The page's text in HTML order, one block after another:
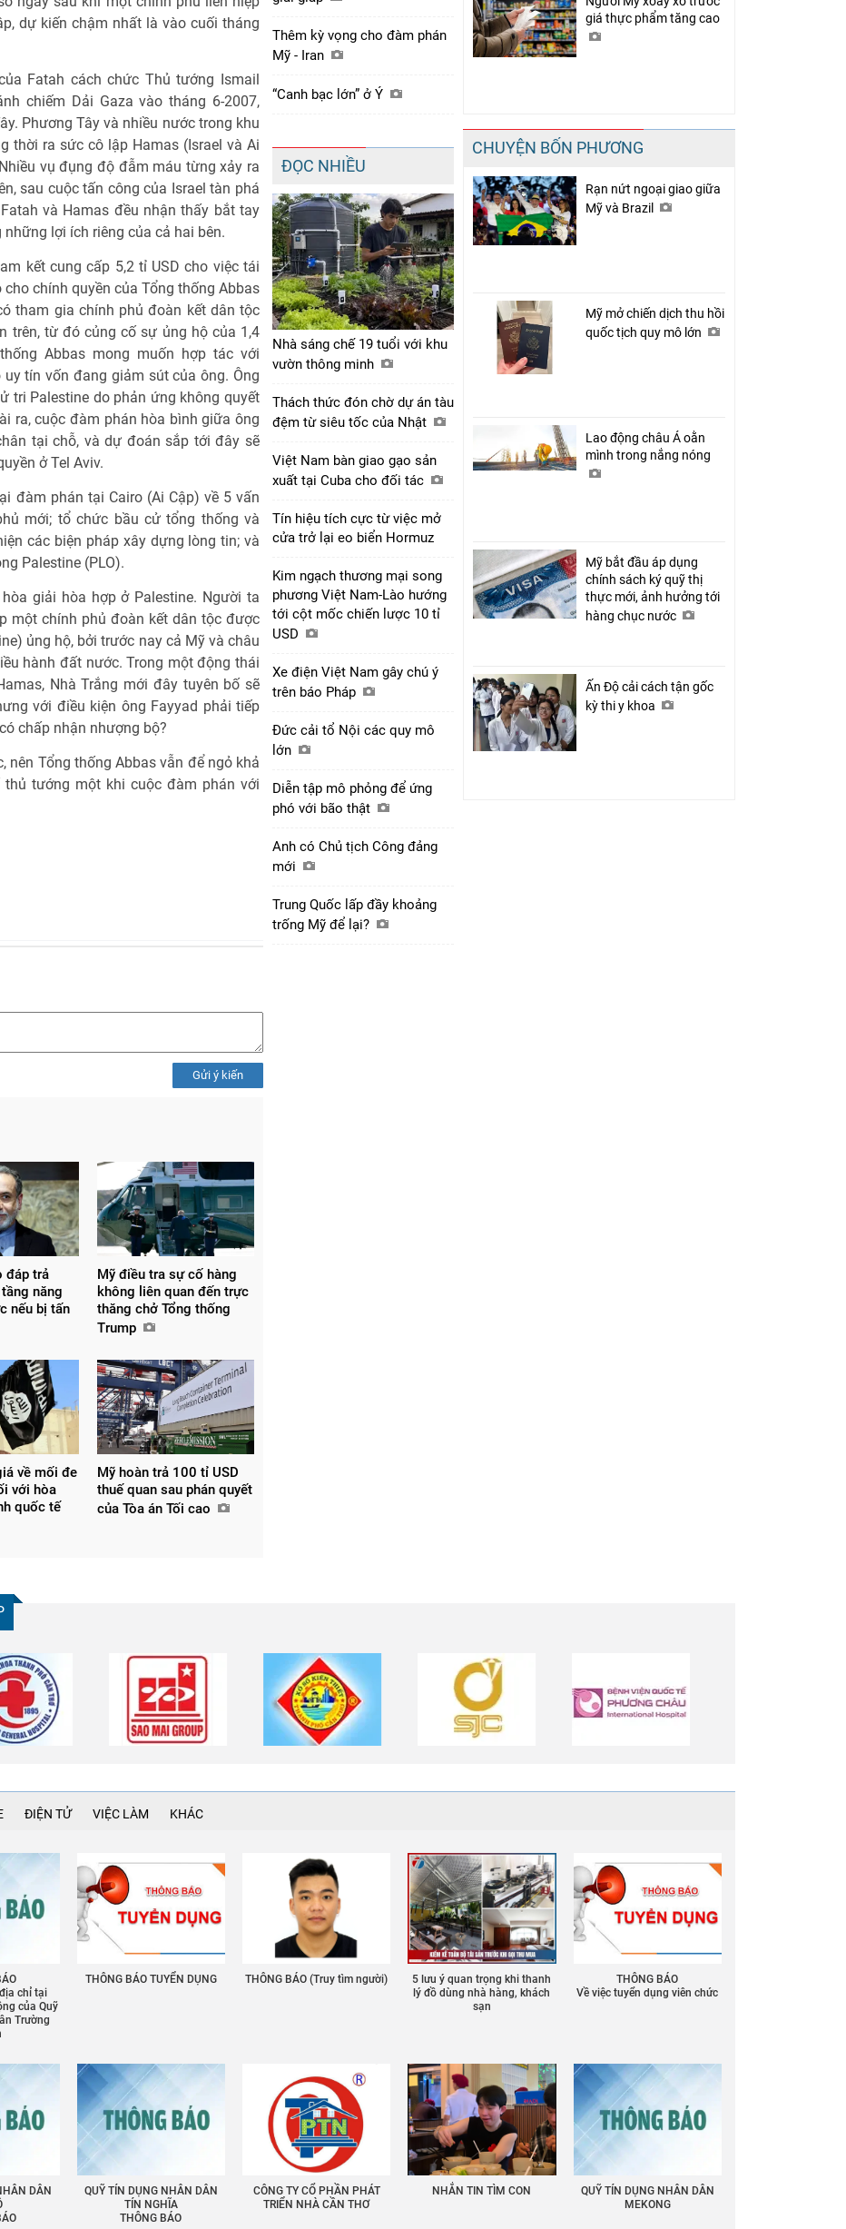
dự kiến chậm nhất là vào cuối tháng
Fatah cách chức Thủ tướng Ismail
chiếm Dải Gaza vào tháng 6-2007,
Phương Tây và nhiều nước trong khu
thời ra sức cô lập Hamas (Israel và Ai
vụ đụng độ đẫm máu từng xảy ra
sau cuộc tấn công của Israel tàn phá
và Hamas đều nhận thấy bắt tay
lợi ích riêng của cả hai bên.
kết cung cấp 5,2 tỉ USD cho việc tái
chính quyền của Tổng thống Abbas
tham gia chính phủ đoàn kết dân tộc
trên, từ đó củng cố sự ủng hộ của 1,4
Abbas mong muốn hợp tác với
tín vốn đang giảm sút của ông. Ông
tri Palestine do phản ứng không quyết
ra, cuộc đàm phán hòa bình giữa ông
tại chỗ, và dự đoán sắp tới đây sẽ
ở Tel Aviv.
đàm phán tại Cairo (Ai Cập) về 5 vấn
mới; tổ chức bầu cử tổng thống và
các biện pháp xây dựng lòng tin; và
Palestine (PLO).
giải hòa hợp ở Palestine. Người ta
một chính phủ đoàn kết dân tộc được
ủng hộ, bởi trước nay cả Mỹ và châu
hành đất nước. Trong một động thái
Nhà Trắng mới đây tuyên bố sẽ
với điều kiện ông Fayyad phải tiếp
chấp nhận nhượng bộ?
Tổng thống Abbas vẫn để ngỏ khả
tướng một khi cuộc đàm phán với
sẻ
Gửi ý kiến
đáp trả
năng
nếu bị tấn
Mỹ điều tra sự cố hàng
không liên quan đến trực
thăng chở Tổng thống
Trump
về mối đe
với hòa
quốc tế
Mỹ hoàn trả 100 tỉ USD
thuế quan sau phán quyết
của Tòa án Tối cao
Thêm kỳ vọng cho đàm phán
Mỹ - Iran
“Canh bạc lớn” ở Ý
ĐỌC NHIỀU
Nhà sáng chế 19 tuổi với khu
vườn thông minh
Thách thức đón chờ dự án tàu
đệm từ siêu tốc của Nhật
Việt Nam bàn giao gạo sản
xuất tại Cuba cho đối tác
Tín hiệu tích cực từ việc mở
cửa trở lại eo biển Hormuz
Kim ngạch thương mại song
phương Việt Nam-Lào hướng
tới cột mốc chiến lược 10 tỉ
USD
Xe điện Việt Nam gây chú ý
trên báo Pháp
Đức cải tổ Nội các quy mô
lớn
Diễn tập mô phỏng để ứng
phó với bão thật
Anh có Chủ tịch Công đảng
mới
Trung Quốc lấp đầy khoảng
trống Mỹ để lại?
giá thực phẩm tăng cao
CHUYỆN BỐN PHƯƠNG
Rạn nứt ngoại giao giữa
Mỹ và Brazil
Mỹ mở chiến dịch thu hồi
quốc tịch quy mô lớn
Lao động châu Á oằn
mình trong nắng nóng
Mỹ bắt đầu áp dụng
chính sách ký quỹ thị
thực mới, ảnh hưởng tới
hàng chục nước
Ấn Độ cải cách tận gốc
kỳ thi y khoa
ĐIỆN TỬ VIỆC LÀM KHÁC
chỉ tại
của Quỹ
Trường
THÔNG BÁO TUYỂN DỤNG THÔNG BÁO (Truy tìm người)
5 lưu ý quan trọng khi thanh
lý đồ dùng nhà hàng, khách
sạn
THÔNG BÁO
Về việc tuyển dụng viên chức
DÂN
QUỸ TÍN DỤNG NHÂN DÂN
TÍN NGHĨA
THÔNG BÁO
CÔNG TY CỔ PHẦN PHÁT
TRIỂN NHÀ CẦN THƠ
NHẮN TIN TÌM CON
QUỸ TÍN DỤNG NHÂN DÂN
MEKONG